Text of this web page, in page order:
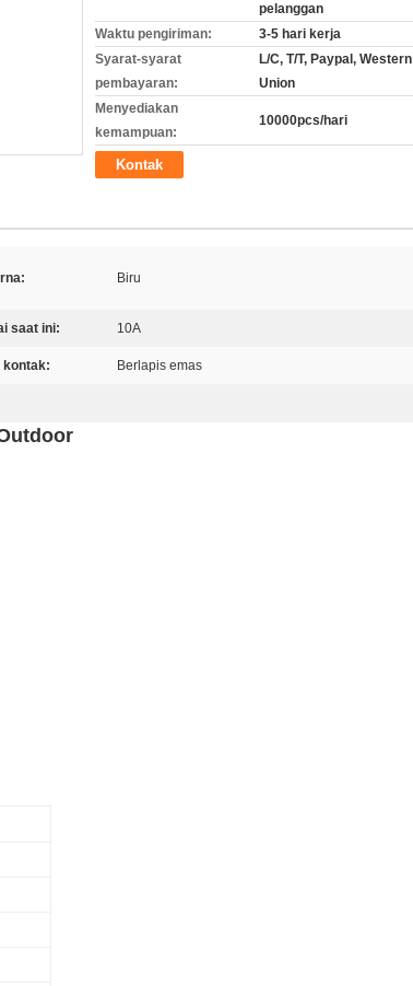
pelanggan
Waktu pengiriman:
3-5 hari kerja
Syarat-syarat
pembayaran:
L/C, T/T, Paypal, Western
Union
Menyediakan
kemampuan:
10000pcs/hari
Kontak
Biru
saat ini: 10A
kontak: Berlapis emas